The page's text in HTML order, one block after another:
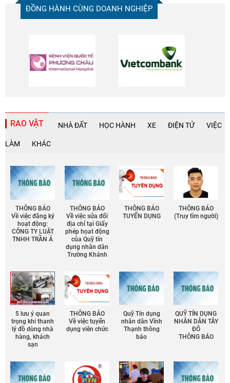
ghế nhân viên
ĐỒNG HÀNH CÙNG DOANH NGHIỆP
RAO VẶT NHÀ ĐẤT HỌC HÀNH XE ĐIỆN TỬ VIỆC
LÀM KHÁC
THÔNG BÁO
Về việc đăng ký
hoạt động:
CÔNG TY LUẬT
TNHH TRẦN Á
THÔNG BÁO
Về việc sửa đổi
địa chỉ tại Giấy
phép họat động
của Quỹ tín
dụng nhân dân
Trường Khánh
THÔNG BÁO
TUYỂN DỤNG
THÔNG BÁO
(Truy tìm người)
5 lưu ý quan
trọng khi thanh
lý đồ dùng nhà
hàng, khách
sạn
THÔNG BÁO
Về việc tuyển
dụng viên chức
Quỹ Tín dụng
nhân dân Vĩnh
Thạnh thông
báo
QUỸ TÍN DỤNG
NHÂN DÂN TÂY
ĐÔ
THÔNG BÁO